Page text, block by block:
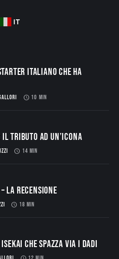
IT
italiano che ha
10 MIN
Il Tributo ad un’Icona
14 MIN
– La Recensione
18 MIN
che spazza via i dadi